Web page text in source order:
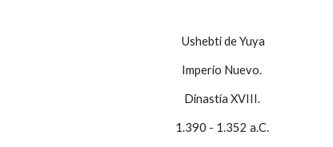
Ushebti de Yuya
Imperio Nuevo.
Dinastía XVIII.
1.390 - 1.352 a.C.